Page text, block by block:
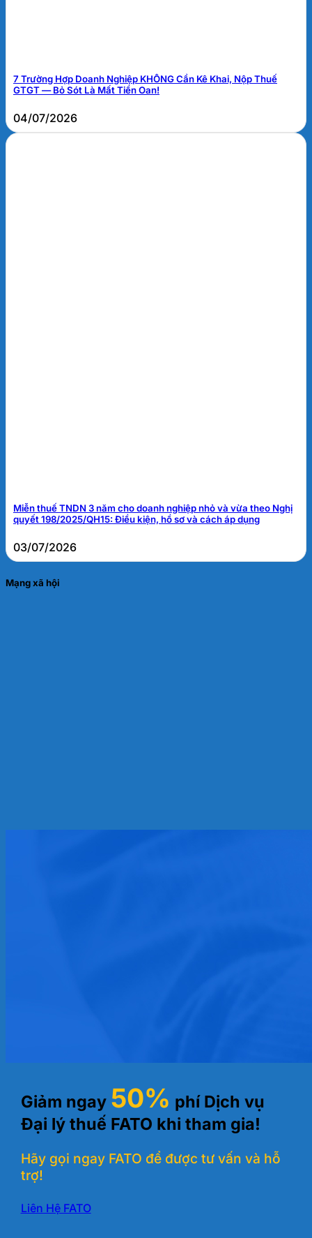
7 Trường Hợp Doanh Nghiệp KHÔNG Cần Kê Khai, Nộp Thuế
GTGT — Bỏ Sót Là Mất Tiền Oan!
04/07/2026
Miễn thuế TNDN 3 năm cho doanh nghiệp nhỏ và vừa theo Nghị
quyết 198/2025/QH15: Điều kiện, hồ sơ và cách áp dụng
03/07/2026
Mạng xã hội
Giảm ngay 50% phí Dịch vụ
Đại lý thuế FATO khi tham gia!
Hãy gọi ngay FATO để được tư vấn và hỗ
trợ!
Liên Hệ FATO